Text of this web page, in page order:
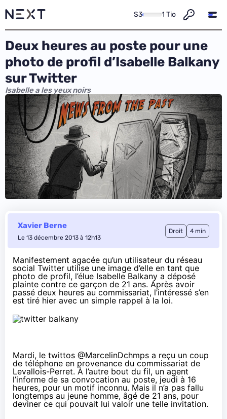
S3 1 Tio
Deux heures au poste pour une
photo de profil d’Isabelle Balkany
sur Twitter
Isabelle a les yeux noirs
Xavier Berne
Le 13 décembre 2013 à 12h13
Droit 4 min
Manifestement agacée qu’un utilisateur du réseau
social Twitter utilise une image d’elle en tant que
photo de profil, l’élue Isabelle Balkany a déposé
plainte contre ce garçon de 21 ans. Après avoir
passé deux heures au commissariat, l’intéressé s’en
est tiré hier avec un simple rappel à la loi.
Mardi, le twittos @MarcelinDchmps a reçu un coup
de téléphone en provenance du commissariat de
Levallois-Perret. À l’autre bout du fil, un agent
l’informe de sa convocation au poste, jeudi à 16
heures, pour un motif inconnu. Mais il n’a pas fallu
longtemps au jeune homme, âgé de 21 ans, pour
deviner ce qui pouvait lui valoir une telle invitation.